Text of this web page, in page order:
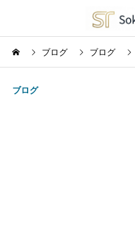
ブログ ブログ
ブログ